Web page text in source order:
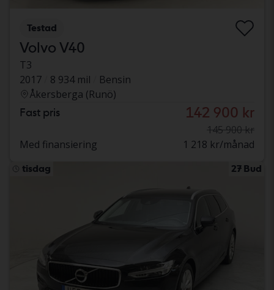
Testad
Volvo V40
T3
2017
8 934 mil
Bensin
Åkersberga (Runö)
Fast pris 142 900 kr
145 900 kr
Med finansiering
1 218 kr/månad
tisdag 27 Bud